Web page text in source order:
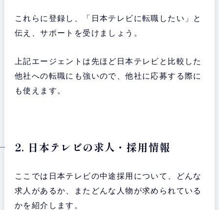
これらに登録し、「日本テレビに転職したい」と
伝え、サポートを受けましょう。
上記エージェントは先ほど日本テレビと比較した
他社への転職にも強いので、他社に応募する際に
も使えます。
2. 日本テレビの求人・採用情報
ここでは日本テレビの中途採用について、どんな
求人があるか、またどんな人物が求められている
かを紹介します。